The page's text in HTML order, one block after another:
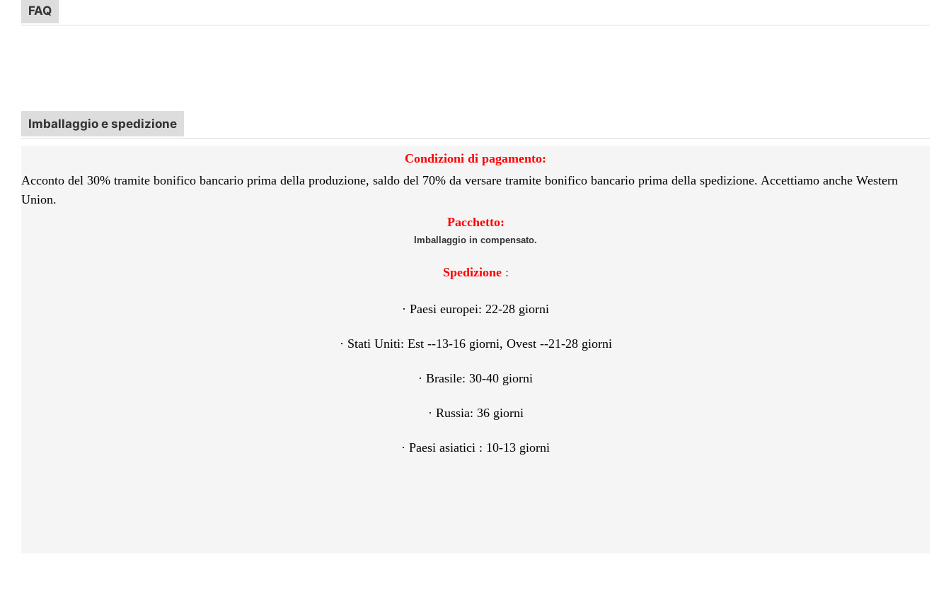
FAQ
Imballaggio e spedizione
Condizioni di pagamento:
Acconto del 30% tramite bonifico bancario prima della produzione, saldo del 70% da versare tramite bonifico bancario prima della spedizione. Accettiamo anche Western
Union.
Pacchetto:
Imballaggio in compensato.
Spedizione:
· Paesi europei: 22-28 giorni
· Stati Uniti: Est --13-16 giorni, Ovest --21-28 giorni
· Brasile: 30-40 giorni
· Russia: 36 giorni
· Paesi asiatici : 10-13 giorni